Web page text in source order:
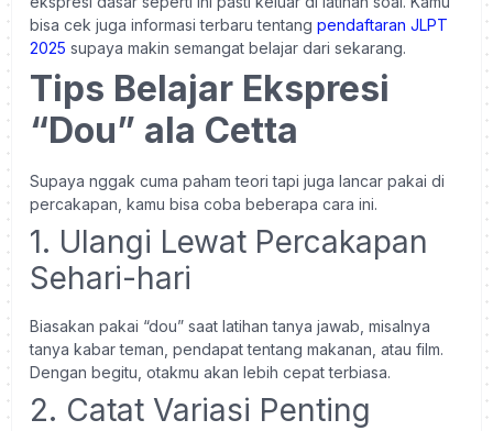
bisa cek juga informasi terbaru tentang pendaftaran JLPT
2025 supaya makin semangat belajar dari sekarang.
Tips Belajar Ekspresi
“Dou” ala Cetta
Supaya nggak cuma paham teori tapi juga lancar pakai di
percakapan, kamu bisa coba beberapa cara ini.
1. Ulangi Lewat Percakapan
Sehari-hari
Biasakan pakai “dou” saat latihan tanya jawab, misalnya
tanya kabar teman, pendapat tentang makanan, atau film.
Dengan begitu, otakmu akan lebih cepat terbiasa.
2. Catat Variasi Penting